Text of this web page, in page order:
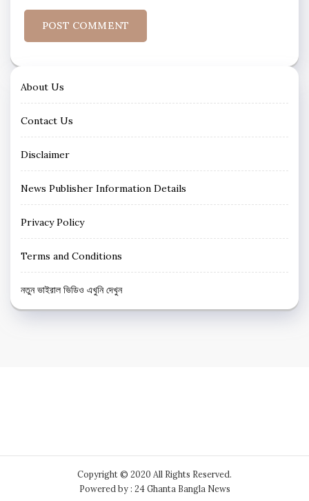
About Us
Contact Us
Disclaimer
News Publisher Information Details
Privacy Policy
Terms and Conditions
নতুন ভাইরাল ভিডিও এখুনি দেখুন
Copyright © 2020 All Rights Reserved.
Powered by : 24 Ghanta Bangla News